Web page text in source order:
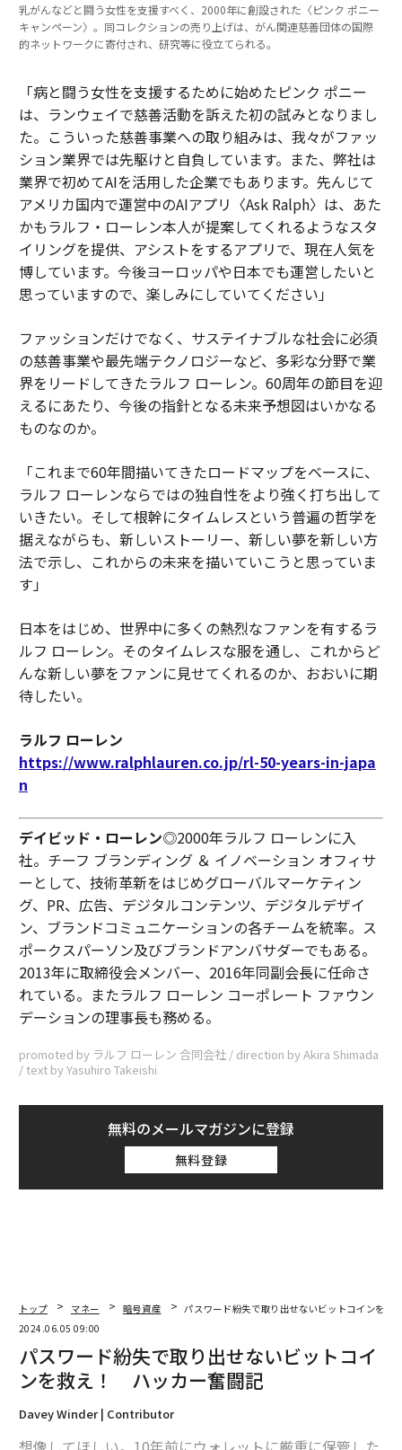
乳がんなどと闘う女性を支援すべく、2000年に創設された〈ピンク ポニー
キャンペーン〉。同コレクションの売り上げは、がん関連慈善団体の国際
的ネットワークに寄付され、研究等に役立てられる。
「病と闘う女性を支援するために始めたピンク ポニー
は、ランウェイで慈善活動を訴えた初の試みとなりまし
た。こういった慈善事業への取り組みは、我々がファッ
ション業界では先駆けと自負しています。また、弊社は
業界で初めてAIを活用した企業でもあります。先んじて
アメリカ国内で運営中のAIアプリ〈Ask Ralph〉は、あた
かもラルフ・ローレン本人が提案してくれるようなスタ
イリングを提供、アシストをするアプリで、現在人気を
博しています。今後ヨーロッパや日本でも運営したいと
思っていますので、楽しみにしていてください」
ファッションだけでなく、サステイナブルな社会に必須
の慈善事業や最先端テクノロジーなど、多彩な分野で業
界をリードしてきたラルフ ローレン。60周年の節目を迎
えるにあたり、今後の指針となる未来予想図はいかなる
ものなのか。
「これまで60年間描いてきたロードマップをベースに、
ラルフ ローレンならではの独自性をより強く打ち出して
いきたい。そして根幹にタイムレスという普遍の哲学を
据えながらも、新しいストーリー、新しい夢を新しい方
法で示し、これからの未来を描いていこうと思っていま
す」
日本をはじめ、世界中に多くの熱烈なファンを有するラ
ルフ ローレン。そのタイムレスな服を通し、これからど
んな新しい夢をファンに見せてくれるのか、おおいに期
待したい。
ラルフ ローレン
https://www.ralphlauren.co.jp/rl-50-years-in-japa
n
デイビッド・ローレン◎2000年ラルフ ローレンに入
社。チーフ ブランディング ＆ イノベーション オフィサ
ーとして、技術革新をはじめグローバルマーケティン
グ、PR、広告、デジタルコンテンツ、デジタルデザイ
ン、ブランドコミュニケーションの各チームを統率。ス
ポークスパーソン及びブランドアンバサダーでもある。
2013年に取締役会メンバー、2016年同副会長に任命さ
れている。またラルフ ローレン コーポレート ファウン
デーションの理事長も務める。
promoted by ラルフ ローレン 合同会社 / direction by Akira Shimada
/ text by Yasuhiro Takeishi
無料のメールマガジンに登録
無料登録
トップ マネー 暗号資産
パスワード紛失で取り出せないビットコインを
2024.06.05 09:00
パスワード紛失で取り出せないビットコイ
ンを救え！ ハッカー奮闘記
Davey Winder | Contributor